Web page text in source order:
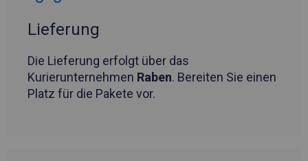
Lieferung
Die Lieferung erfolgt über das
Kurierunternehmen Raben. Bereiten Sie einen
Platz für die Pakete vor.